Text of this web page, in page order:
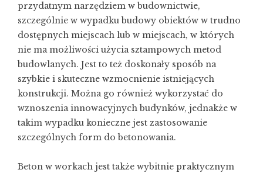
przydatnym narzędziem w budownictwie,
szczególnie w wypadku budowy obiektów w trudno
dostępnych miejscach lub w miejscach, w których
nie ma możliwości użycia sztampowych metod
budowlanych. Jest to też doskonały sposób na
szybkie i skuteczne wzmocnienie istniejących
konstrukcji. Można go również wykorzystać do
wznoszenia innowacyjnych budynków, jednakże w
takim wypadku konieczne jest zastosowanie
szczególnych form do betonowania.
Beton w workach jest także wybitnie praktycznym